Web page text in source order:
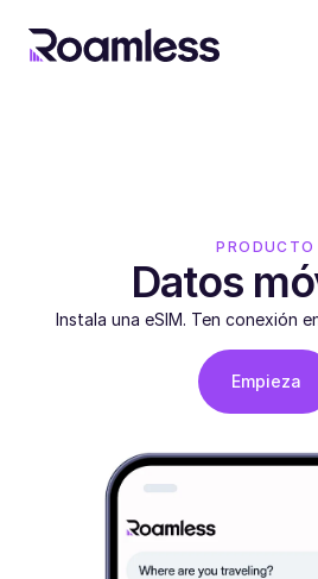
PRODUCTO
Datos
Instala una eSIM. Ten conexión
Empieza